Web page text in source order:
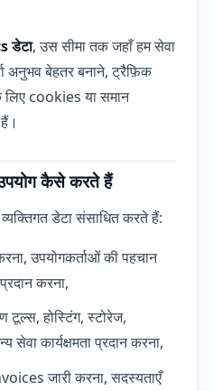
डेटा, उस सीमा तक जहाँ हम सेवा
अनुभव बेहतर बनाने, ट्रैफ़िक
लिए cookies या समान
कैसे करते हैं
व्यक्तिगत डेटा संसाधित करते हैं:
उपयोगकर्ताओं की पहचान
करना,
टूल्स, होस्टिंग, स्टोरेज,
कार्यक्षमता प्रदान करना,
जारी करना, सदस्यताएँ